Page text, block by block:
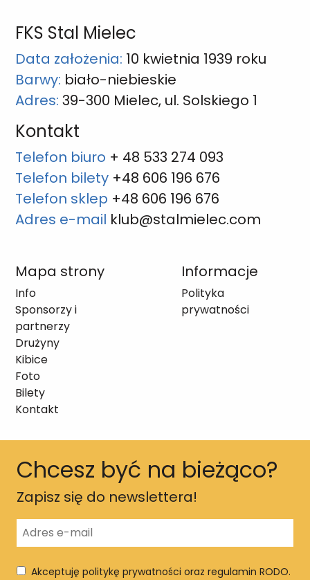
FKS Stal Mielec
Data założenia: 10 kwietnia 1939 roku
Barwy: biało-niebieskie
Adres: 39-300 Mielec, ul. Solskiego 1
Kontakt
Telefon biuro + 48 533 274 093
Telefon bilety +48 606 196 676
Telefon sklep +48 606 196 676
Adres e-mail klub@stalmielec.com
Mapa strony
Info
Sponsorzy i
partnerzy
Drużyny
Kibice
Foto
Bilety
Kontakt
Informacje
Polityka
prywatności
Chcesz być na bieżąco?
Zapisz się do newslettera!
Akceptuję politykę prywatności oraz regulamin RODO.